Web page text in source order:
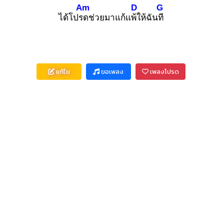
ได้โปรด
Am
ช่วยมาแก้แพ้ใ
D
ห้ฉันที
G
แก้ไข ขอเพลง เพลงโปรด